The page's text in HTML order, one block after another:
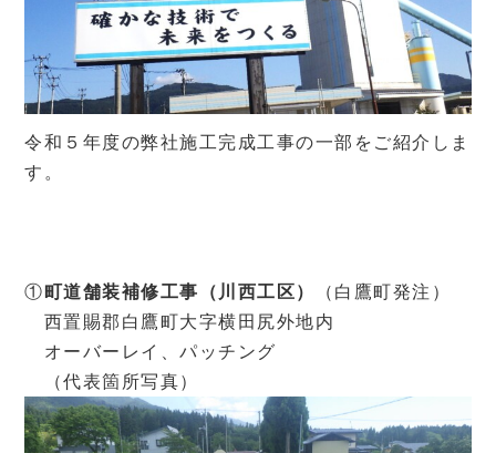
令和５年度の弊社施工完成工事の一部をご紹介しま
す。
①町道舗装補修工事（川西工区）
（白鷹町発注）
西置賜郡白鷹町大字横田尻外地内
オーバーレイ、パッチング
（代表箇所写真）